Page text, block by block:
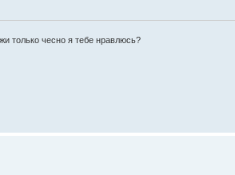
только чесно я тебе нравлюсь?